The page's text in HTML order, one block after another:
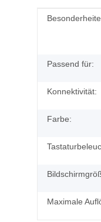
Wert
Passend für:
Konnektivität:
Farbe:
Maximale